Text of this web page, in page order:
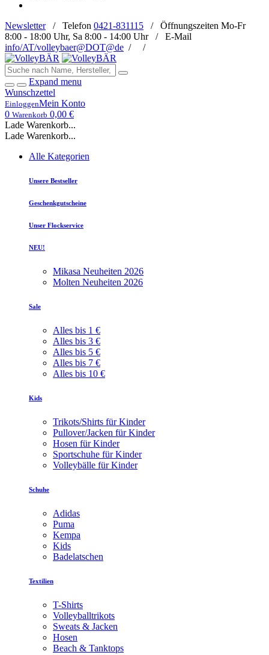
Newsletter/ Telefon 0421-831115 / Öffnungszeiten Mo-Fr
8:00 - 18:00 Uhr, Sa 8:00 - 14:00 Uhr / E-Mail
info/AT/volleybaer@DOT@de / /
Expand menu
Wunschzettel
EinloggenMein Konto
0 Warenkorb 0,00 €
Lade Warenkorb...
Lade Warenkorb...
Alle Kategorien
Unsere Bestseller
Geschenkgutscheine
Unser Flockservice
NEU!
Mikasa Neuheiten 2026
Molten Neuheiten 2026
Sale
Alles bis 1 €
Alles bis 3 €
Alles bis 5 €
Alles bis 7 €
Alles bis 10 €
Kids
Trikots/Shirts für Kinder
Pullover/Jacken für Kinder
Hosen für Kinder
Sportschuhe für Kinder
Volleybälle für Kinder
Schuhe
Adidas
Puma
Kempa
Kids
Badelatschen
Textilien
T-Shirts
Volleyballtrikots
Sweats & Jacken
Hosen
Beach & Tanktops